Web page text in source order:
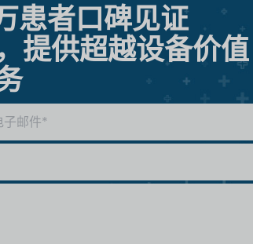
患者口碑见证
提供超越设备价值